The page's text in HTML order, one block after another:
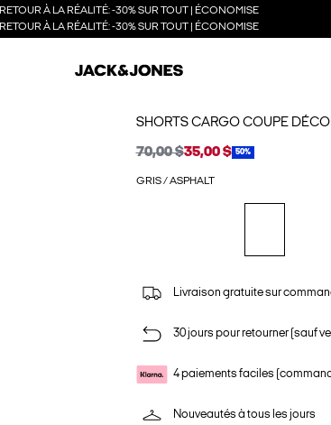
RETOUR À LA RÉALITÉ: -30% SUR TOUT | ÉCONOMISE
RETOUR À LA RÉALITÉ: -30% SUR TOUT | ÉCONOMISE
SHORTS CARGO COUPE
70,00 $35,00 $ 50%
GRIS / ASPHALT
Livraison gratuite sur
30 jours pour retourner (sauf
4 paiements faciles
Nouveautés à tous les jours